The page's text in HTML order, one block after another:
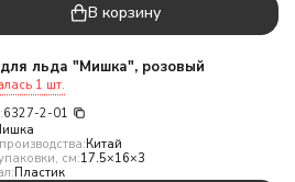
В корзину
льда "Мишка", розовый
1 шт.
6327-2-01
Китай
см:17.5×16×3
Пластик